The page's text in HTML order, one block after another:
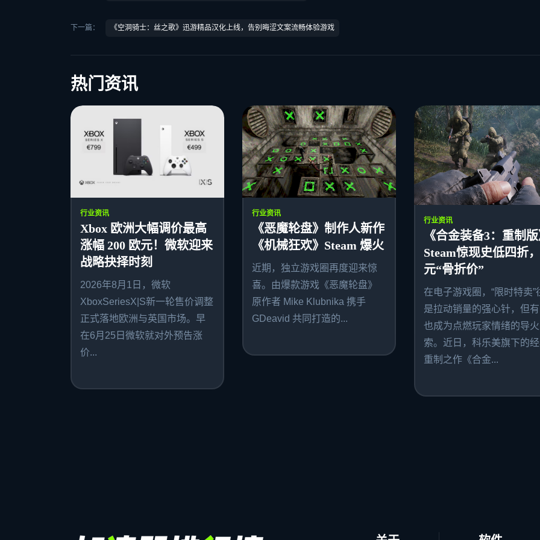
下一篇： 《空洞骑士：丝之歌》迅游精品汉化上线，告别晦涩文案流畅体验游戏
热门资讯
行业资讯
Xbox 欧洲大幅调价最高
涨幅 200 欧元！微软迎来
战略抉择时刻
2026年8月1日，微软
XboxSeriesX|S新一轮售价调整
正式落地欧洲与英国市场。早
在6月25日微软就对外预告涨
价...
行业资讯
《恶魔轮盘》制作人新作
《机械狂欢》Steam 爆火
近期，独立游戏圈再度迎来惊
喜。由爆款游戏《恶魔轮盘》
原作者 Mike Klubnika 携手
GDeavid 共同打造的...
行业资讯
《合金装备3：重制
Steam惊现史低四折
元“骨折价”
在电子游戏圈，“限时特卖”
是拉动销量的强心针，但
也成为点燃玩家情绪的导火
索。近日，科乐美旗下的
重制之作《合金...